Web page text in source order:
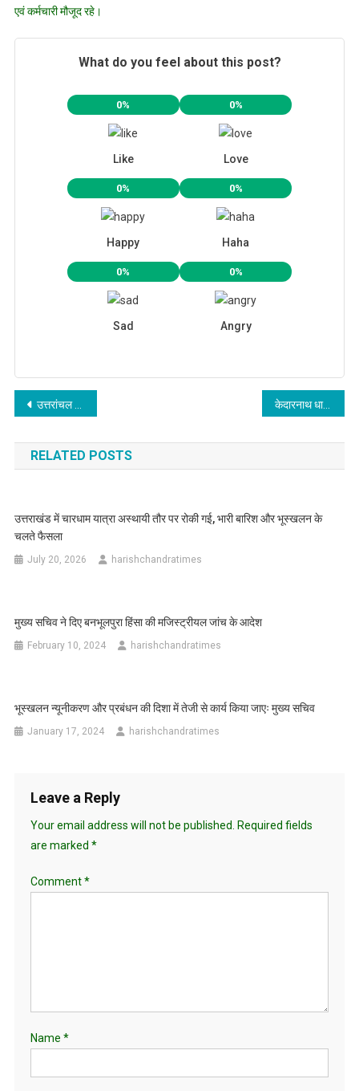
एवं कर्मचारी मौजूद रहे।
What do you feel about this post?
0%
Like
0%
Love
0%
Happy
0%
Haha
0%
Sad
0%
Angry
Post
navigation
उत्तरांचल दैवी आपदा पीड़ित सहायता समिति को दिये रुपये 2 लाख की आर्थिक मदद केदारनाथ धाम में पहुंच रहे श्रद्धालुओं के साथ अतिथि देवो भवः की परम्परा के तहत किया जाए स्वागत ताकि वह अपने साथ उत्तराखंड देवभूमि से सुखद अनुभव लेकर जाएं
RELATED POSTS
उत्तराखंड में चारधाम यात्रा अस्थायी तौर पर रोकी गई, भारी बारिश और भूस्खलन के
चलते फैसला
July 20, 2026 harishchandratimes
मुख्य सचिव ने दिए बनभूलपुरा हिंसा की मजिस्ट्रीयल जांच के आदेश
February 10, 2024 harishchandratimes
भूस्खलन न्यूनीकरण और प्रबंधन की दिशा में तेजी से कार्य किया जाएः मुख्य सचिव
January 17, 2024 harishchandratimes
Leave a Reply
Your email address will not be published. Required fields
are marked *
Comment*
Name *